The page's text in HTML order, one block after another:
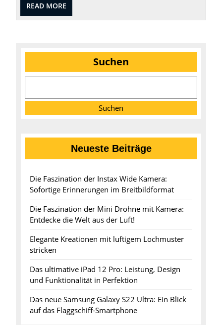
READ MORE
MORE
Suchen
Suchen
Neueste Beiträge
Die Faszination der Instax Wide Kamera:
Sofortige Erinnerungen im Breitbildformat
Die Faszination der Mini Drohne mit Kamera:
Entdecke die Welt aus der Luft!
Elegante Kreationen mit luftigem Lochmuster
stricken
Das ultimative iPad 12 Pro: Leistung, Design
und Funktionalität in Perfektion
Das neue Samsung Galaxy S22 Ultra: Ein Blick
auf das Flaggschiff-Smartphone